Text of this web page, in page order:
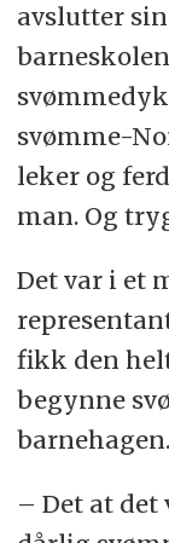
avslutter
svømme-
leker og
man. Og
Det var i et
fikk den
begynne
barnehagen.
– Det at det